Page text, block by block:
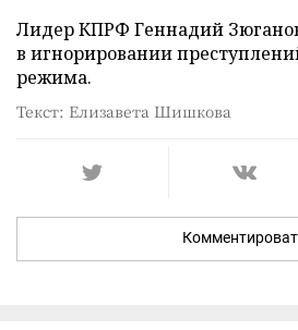
Лидер КПРФ Геннадий
в игнорировании
режима.
Текст: Елизавета Шишкова